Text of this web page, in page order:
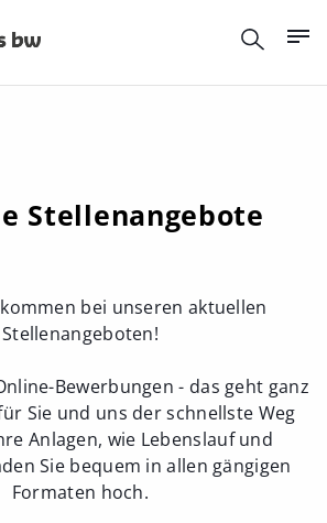
Stellenangebote
bei unseren aktuellen
Stellenangeboten!
Bewerbungen - das geht ganz
Sie und uns der schnellste Weg
Anlagen, wie Lebenslauf und
Sie bequem in allen gängigen
Formaten hoch.